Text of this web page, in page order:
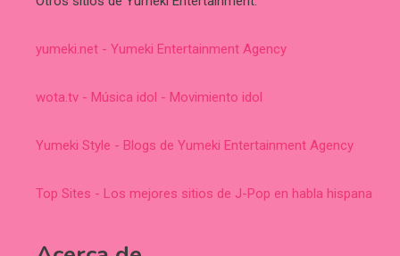
yumeki.net - Yumeki Entertainment Agency
wota.tv - Música idol - Movimiento idol
Yumeki Style - Blogs de Yumeki Entertainment Agency
Top Sites - Los mejores sitios de J-Pop en habla hispana